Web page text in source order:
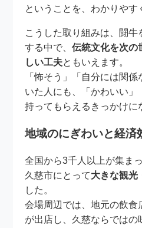
ということを、わかりやす
こうした取り組みは、闘
する中で、伝統文化を次の
しい工夫ともいえます。
「怖そう」「自分には関
いた人にも、「かわいい」
持ってもらえるきっかけに
地域のにぎわいと経済
全国から3千人以上が集ま
久慈市にとって大きな観光
した。
会場周辺では、地元の飲食
が出店し、久慈ならではの